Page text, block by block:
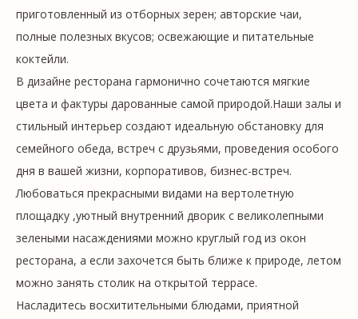
приготовленный из отборных зерен; авторские чаи,
полные полезных вкусов; освежающие и питательные
коктейли.
В дизайне ресторана гармонично сочетаются мягкие
цвета и фактуры дарованные самой природой.Наши залы и
стильный интерьер создают идеальную обстановку для
семейного обеда, встреч с друзьями, проведения особого
дня в вашей жизни, корпоративов, бизнес-встреч.
Любоваться прекрасными видами на вертолетную
площадку ,уютный внутренний дворик с великолепными
зелеными насаждениями можно круглый год из окон
ресторана, а если захочется быть ближе к природе, летом
можно занять столик на открытой террасе.
Насладитесь восхитительными блюдами, приятной